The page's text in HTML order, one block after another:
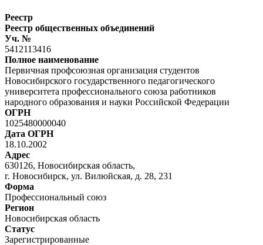
Реестр
Реестр общественных объединений
Уч. №
5412113416
Полное наименование
Первичная профсоюзная организация студентов
Новосибирского государственного педагогического
университета профессионального союза работников
народного образования и науки Российской Федерации
ОГРН
1025480000040
Дата ОГРН
18.10.2002
Адрес
630126, Новосибирская область,
г. Новосибирск, ул. Вилюйская, д. 28, 231
Форма
Профессиональный союз
Регион
Новосибирская область
Статус
Зарегистрированные